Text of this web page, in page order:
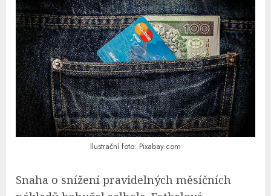
Ilustrační foto: Pixabay.com
Snaha o snížení pravidelných měsíčních